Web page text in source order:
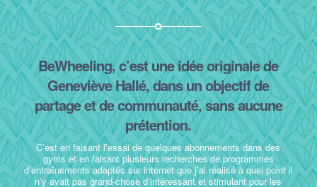
BeWheeling, c’est une idée originale de
Geneviève Hallé, dans un objectif de
partage et de communauté, sans aucune
prétention.
C’est en faisant l’essai de quelques abonnements dans des
gyms et en faisant plusieurs recherches de programmes
d’entraînements adaptés sur internet que j’ai réalisé à quel point il
n’y avait pas grand-chose d’intéressant et stimulant pour les